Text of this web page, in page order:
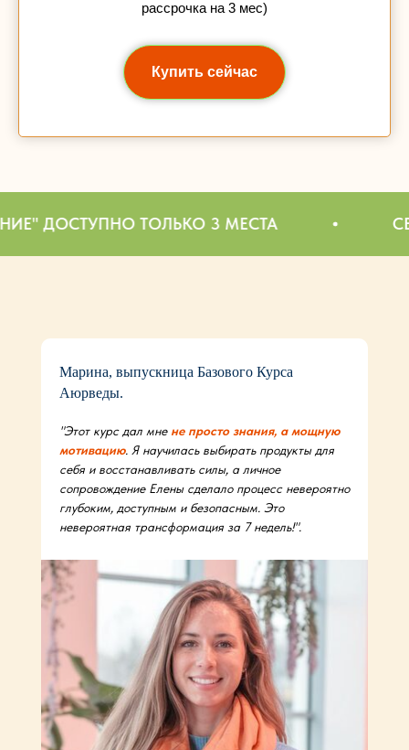
рассрочка на 3 мес)
Купить сейчас
ТОЛЬКО 3 МЕСТА СЕЙЧАС
Марина, выпускница Базового Курса
Аюрведы.
"Этот курс дал мне не просто знания, а мощную
мотивацию. Я научилась выбирать продукты для
себя и восстанавливать силы, а личное
сопровождение Елены сделало процесс невероятно
глубоким, доступным и безопасным. Это
невероятная трансформация за 7 недель!".